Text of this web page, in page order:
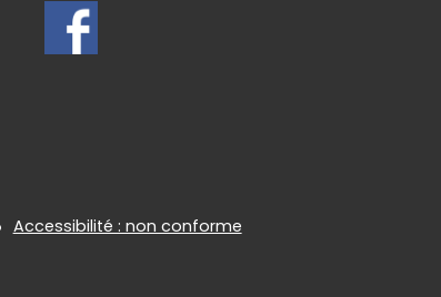
Accessibilité : non conforme